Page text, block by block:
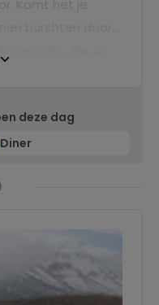
Je zult je ogen
deze dag
Diner